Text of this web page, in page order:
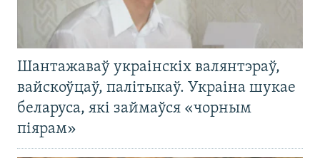
Шантажаваў украінскіх валянтэраў,
вайскоўцаў, палітыкаў. Украіна шукае
беларуса, які займаўся «чорным
піярам»